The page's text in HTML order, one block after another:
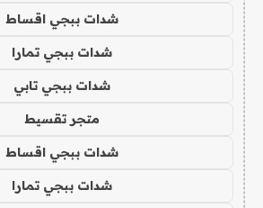
شدات ببجي اقساط
شدات ببجي تمارا
شدات ببجي تابي
متجر تقسيط
شدات ببجي اقساط
شدات ببجي تمارا